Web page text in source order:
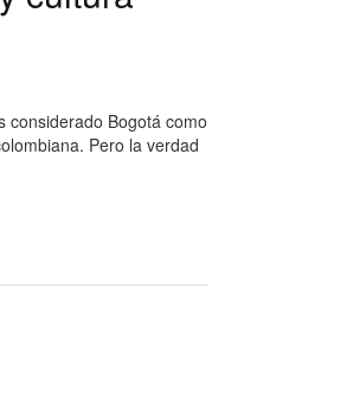
considerado Bogotá como
Pero la verdad